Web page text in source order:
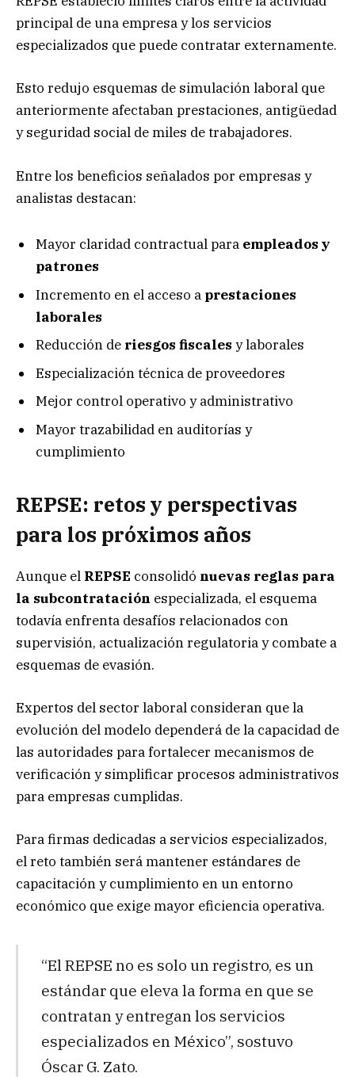
principal de una empresa y los servicios
especializados que puede contratar externamente.
Esto redujo esquemas de simulación laboral que
anteriormente afectaban prestaciones, antigüedad
y seguridad social de miles de trabajadores.
Entre los beneficios señalados por empresas y
analistas destacan:
Mayor claridad contractual para empleados y
patrones
Incremento en el acceso a prestaciones
laborales
Reducción de riesgos fiscales y laborales
Especialización técnica de proveedores
Mejor control operativo y administrativo
Mayor trazabilidad en auditorías y
cumplimiento
REPSE: retos y perspectivas
para los próximos años
Aunque el REPSE consolidó nuevas reglas para
la subcontratación especializada, el esquema
todavía enfrenta desafíos relacionados con
supervisión, actualización regulatoria y combate a
esquemas de evasión.
Expertos del sector laboral consideran que la
evolución del modelo dependerá de la capacidad de
las autoridades para fortalecer mecanismos de
verificación y simplificar procesos administrativos
para empresas cumplidas.
Para firmas dedicadas a servicios especializados,
el reto también será mantener estándares de
capacitación y cumplimiento en un entorno
económico que exige mayor eficiencia operativa.
“El REPSE no es solo un registro, es un
estándar que eleva la forma en que se
contratan y entregan los servicios
especializados en México”, sostuvo
Óscar G. Zato.